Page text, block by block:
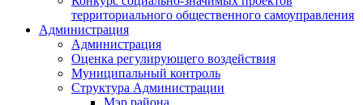
территориального общественного самоуправления
Администрация
Администрация
Оценка регулирующего воздействия
Муниципальный контроль
Структура Администрации
Мэр района